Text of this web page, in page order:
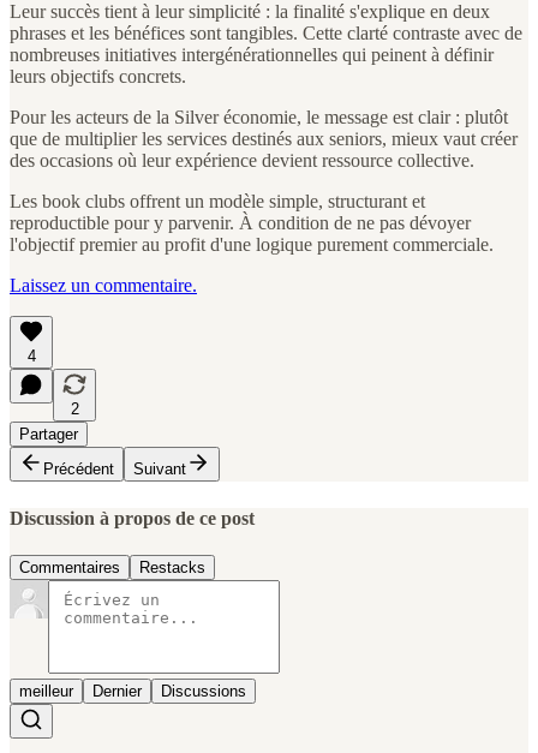
Leur succès tient à leur simplicité : la finalité s'explique en deux
phrases et les bénéfices sont tangibles. Cette clarté contraste avec de
nombreuses initiatives intergénérationnelles qui peinent à définir
leurs objectifs concrets.
Pour les acteurs de la Silver économie, le message est clair : plutôt
que de multiplier les services destinés aux seniors, mieux vaut créer
des occasions où leur expérience devient ressource collective.
Les book clubs offrent un modèle simple, structurant et
reproductible pour y parvenir. À condition de ne pas dévoyer
l'objectif premier au profit d'une logique purement commerciale.
Laissez un commentaire.
4
2
Partager
Précédent
Suivant
Discussion à propos de ce post
Commentaires Restacks
meilleur Dernier Discussions